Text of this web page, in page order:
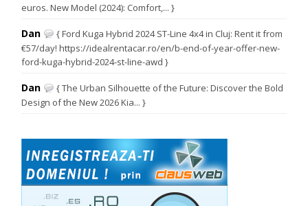
euros. New Model (2024): Comfort,... }
Dan
{ Ford Kuga Hybrid 2024 ST-Line 4x4 in Cluj: Rent it from
€57/day! https://idealrentacar.ro/en/b-end-of-year-offer-new-
ford-kuga-hybrid-2024-st-line-awd }
Dan
{ The Urban Silhouette of the Future: Discover the Bold
Design of the New 2026 Kia... }